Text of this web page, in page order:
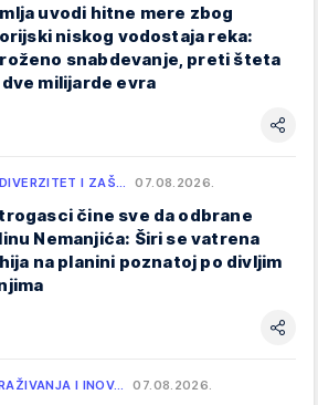
uvodi hitne mere zbog
niskog vodostaja reka:
snabdevanje, preti šteta
milijarde evra
I ZAŠ… 07.08.2026.
čine sve da odbrane
Nemanjića: Širi se vatrena
na planini poznatoj po divljim
I INOV… 07.08.2026.